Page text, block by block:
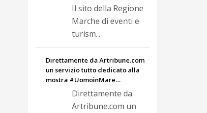
Il sito della Regione
Marche di eventi e
turism...
Direttamente da Artribune.com
un servizio tutto dedicato alla
mostra #UomoinMare…
Direttamente da
Artribune.com un